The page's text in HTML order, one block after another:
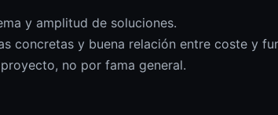
y amplitud de soluciones.
concretas y buena relación entre coste y
no por fama general.